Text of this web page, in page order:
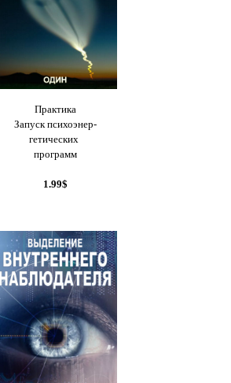
Практика
Запуск психоэнер-
гетических
программ
1.99$